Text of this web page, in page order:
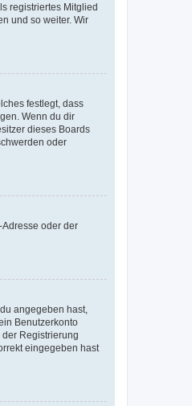
registriertes Mitglied
und so weiter. Wir
festlegt, dass
Wenn du dir
dieses Boards
oder
oder der
angegeben hast,
Benutzerkonto
Registrierung
eingegeben hast